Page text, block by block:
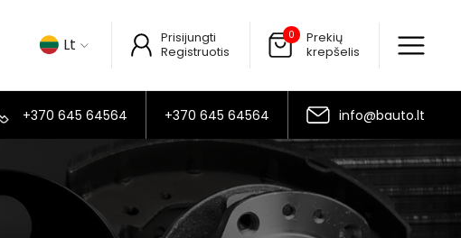
Lt
Prisijungti
Registruotis
0
Prekių
krepšelis
+370 645 64564 +370 645 64564 info@bauto.lt